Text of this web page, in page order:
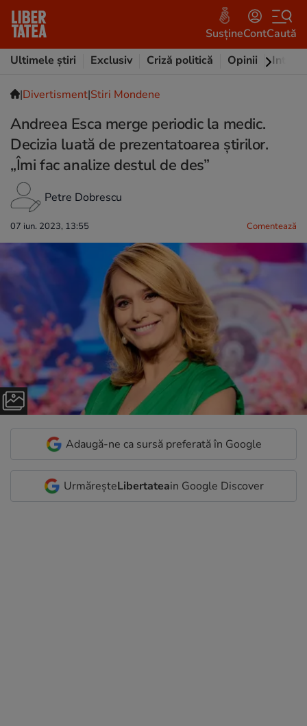
SusțineContCaută
Ultimele știri
Exclusiv Criză politică Opinii
|Divertisment|Stiri Mondene
Andreea Esca merge periodic la medic.
Decizia luată de prezentatoarea știrilor.
„Îmi fac analize destul de des”
Petre Dobrescu
07 iun. 2023, 13:55 Comentează
Adaugă-ne ca sursă preferată în Google
UrmăreșteLibertateain Google Discover